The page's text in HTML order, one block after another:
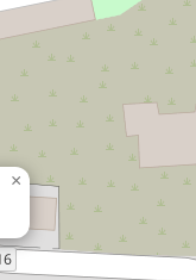
×